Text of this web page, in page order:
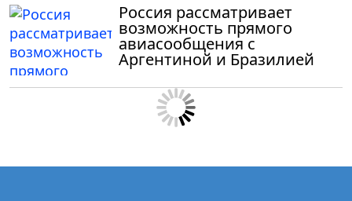
Россия рассматривает
возможность прямого
авиасообщения с
Аргентиной и Бразилией